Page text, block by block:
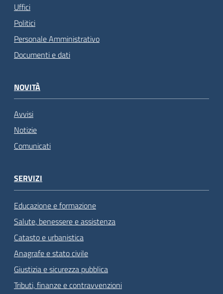
Uffici
Politici
Personale Amministrativo
Documenti e dati
NOVITÀ
Avvisi
Notizie
Comunicati
SERVIZI
Educazione e formazione
Salute, benessere e assistenza
Catasto e urbanistica
Anagrafe e stato civile
Giustizia e sicurezza pubblica
Tributi, finanze e contravvenzioni